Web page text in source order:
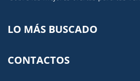
LO MÁS BUSCADO
CONTACTOS